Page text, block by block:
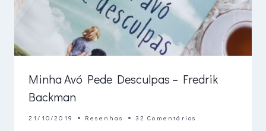
Minha Avó Pede Desculpas – Fredrik
Backman
21/10/2019 Resenhas 32 Comentários